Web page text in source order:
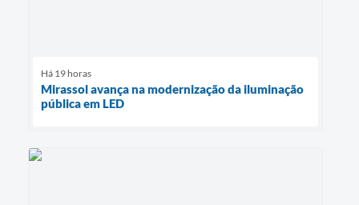
Há 19 horas
Mirassol avança na modernização da iluminação
pública em LED